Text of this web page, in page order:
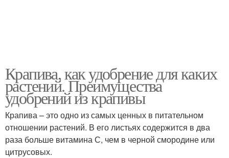
Крапива, как удобрение для каких
растений. Преимущества
удобрений из крапивы
Крапива – это одно из самых ценных в питательном
отношении растений. В его листьях содержится в два
раза больше витамина С, чем в черной смородине или
цитрусовых.